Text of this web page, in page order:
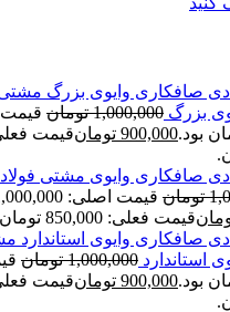
مشتی
بزرگ 1,000,000 تومان
900,000 تومانقیمت
مشتی
تومان
قیمت فعلی: 850,000 تومان.
استاندارد 1,000,000 تومان
900,000 تومانقیمت